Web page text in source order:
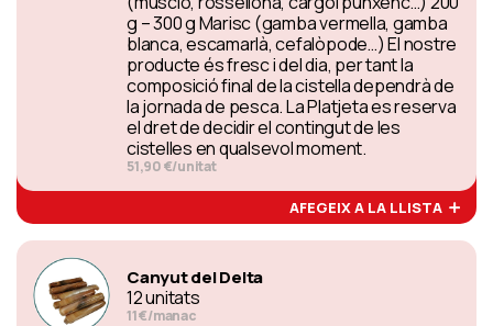
g – 300 g Marisc (gamba vermella, gamba
blanca, escamarlà, cefalòpode…) El nostre
producte és fresc i del dia, per tant la
composició final de la cistella dependrà de
la jornada de pesca. La Platjeta es reserva
el dret de decidir el contingut de les
cistelles en qualsevol moment.
51,90 €/unitat
AFEGEIX A LA LLISTA
Canyut del Delta
12 unitats
11 €/manac